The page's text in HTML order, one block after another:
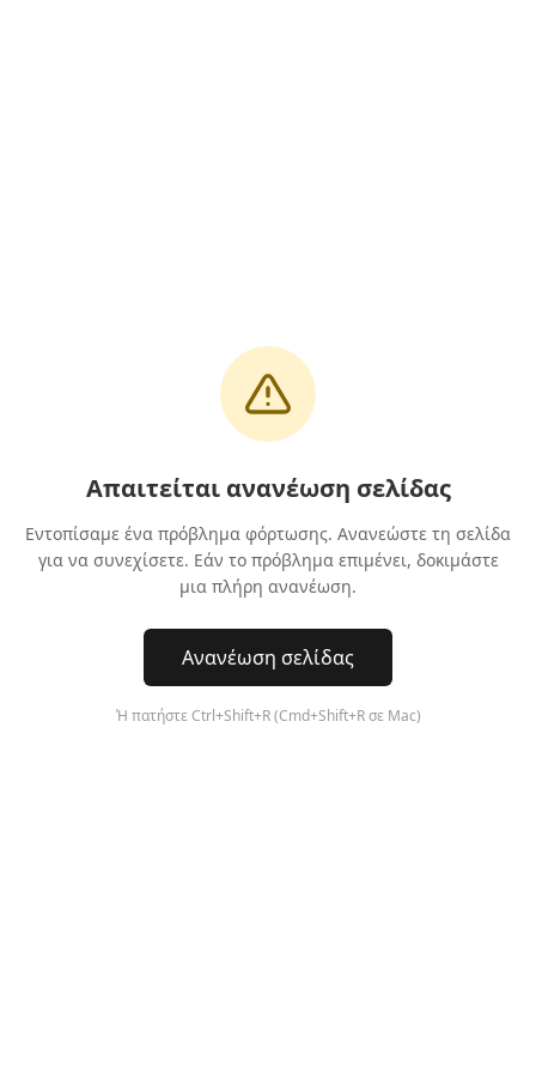
Απαιτείται ανανέωση σελίδας
Εντοπίσαμε ένα πρόβλημα φόρτωσης. Ανανεώστε τη σελίδα
για να συνεχίσετε. Εάν το πρόβλημα επιμένει, δοκιμάστε
μια πλήρη ανανέωση.
Ανανέωση σελίδας
Ή πατήστε Ctrl+Shift+R (Cmd+Shift+R σε Mac)